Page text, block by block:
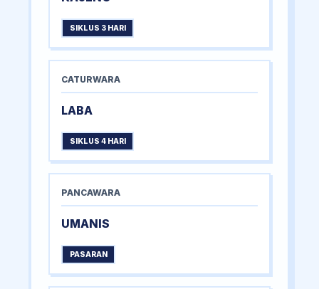
SIKLUS 3 HARI
CATURWARA
LABA
SIKLUS 4 HARI
PANCAWARA
UMANIS
PASARAN